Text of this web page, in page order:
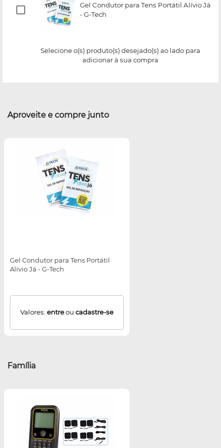
Gel Condutor para Tens Portátil Alívio Já
- G-Tech
Selecione o(s) produto(s) desejado(s) ao lado para
adicionar à sua compra
Aproveite e compre junto
Gel Condutor para Tens Portátil
Alívio Já - G-Tech
Valores: entreou cadastre-se
Família